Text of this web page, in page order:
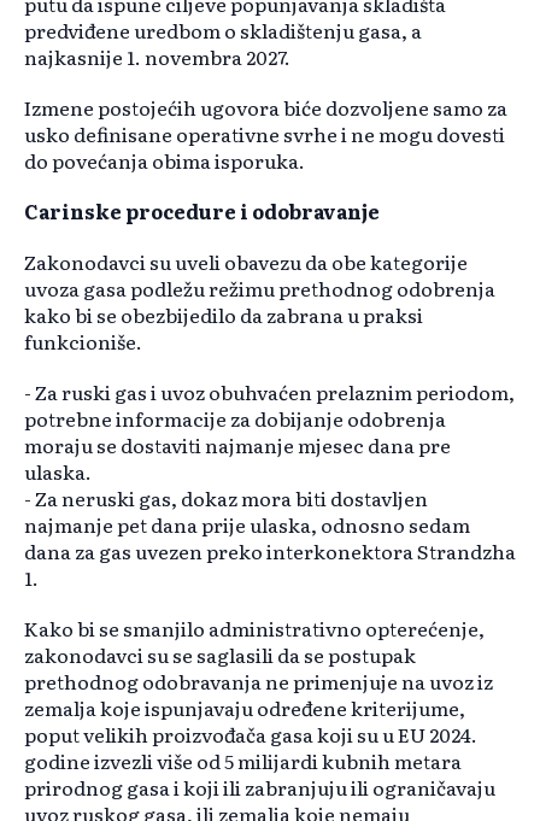
predviđene uredbom o skladištenju gasa, a
najkasnije 1. novembra 2027.
Izmene postojećih ugovora biće dozvoljene samo za
usko definisane operativne svrhe i ne mogu dovesti
do povećanja obima isporuka.
Carinske procedure i odobravanje
Zakonodavci su uveli obavezu da obe kategorije
uvoza gasa podležu režimu prethodnog odobrenja
kako bi se obezbijedilo da zabrana u praksi
funkcioniše.
- Za ruski gas i uvoz obuhvaćen prelaznim periodom,
potrebne informacije za dobijanje odobrenja
moraju se dostaviti najmanje mjesec dana pre
ulaska.
- Za neruski gas, dokaz mora biti dostavljen
najmanje pet dana prije ulaska, odnosno sedam
dana za gas uvezen preko interkonektora Strandzha
1.
Kako bi se smanjilo administrativno opterećenje,
zakonodavci su se saglasili da se postupak
prethodnog odobravanja ne primenjuje na uvoz iz
zemalja koje ispunjavaju određene kriterijume,
poput velikih proizvođača gasa koji su u EU 2024.
godine izvezli više od 5 milijardi kubnih metara
prirodnog gasa i koji ili zabranjuju ili ograničavaju
uvoz ruskog gasa, ili zemalja koje nemaju